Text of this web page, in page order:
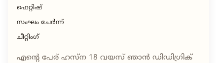
ഫെറ്റിഷ്
സംഘം ചേർന്ന്
ചീറ്റിംഗ്
എന്റെ പേര് ഹസ്ന 18 വയസ് ഞാൻ ഡിഡിഗ്രിക്